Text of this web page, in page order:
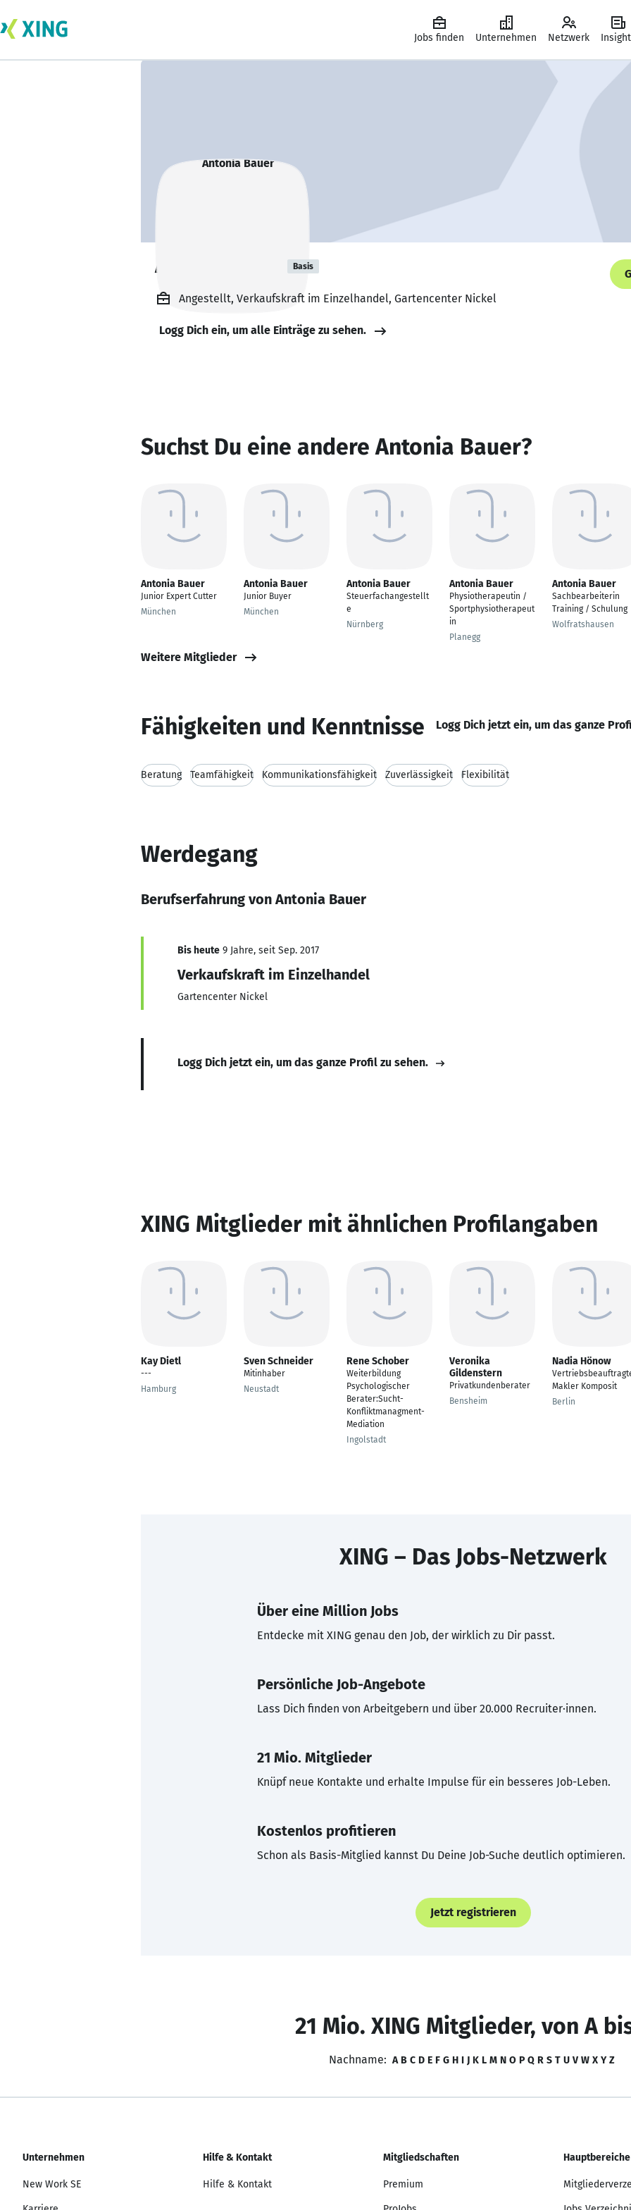
Jobs finden Unternehmen Netzwerk
Antonia Bauer Basis
Angestellt, Verkaufskraft im Einzelhandel, Gartencenter Nickel
Logg Dich ein, um alle Einträge zu sehen.
Suchst Du eine andere Antonia Bauer?
Antonia Bauer
Junior Expert Cutter
München
Antonia Bauer
Junior Buyer
München
Antonia Bauer
Steuerfachangestellt
e
Nürnberg
Antonia Bauer
Physiotherapeutin /
Sportphysiotherapeut
in
Planegg
Antonia Bauer
Sachbearbeiterin
Training / Schulung
Wolfratshausen
Weitere Mitglieder
Fähigkeiten und Kenntnisse Logg Dich jetzt ein, um das ganze
Beratung Teamfähigkeit Kommunikationsfähigkeit Zuverlässigkeit Flexibilität
Werdegang
Berufserfahrung von Antonia Bauer
Bis heute 9 Jahre, seit Sep. 2017
Verkaufskraft im Einzelhandel
Gartencenter Nickel
Logg Dich jetzt ein, um das ganze Profil zu sehen.
XING Mitglieder mit ähnlichen Profilangaben
Kay Dietl
---
Hamburg
Sven Schneider
Mitinhaber
Neustadt
Rene Schober
Weiterbildung
Psychologischer
Berater:Sucht-
Konfliktmanagment-
Mediation
Ingolstadt
Veronika
Gildenstern
Privatkundenberater
Bensheim
Nadia Hönow
Makler Komposit
Berlin
XING – Das Jobs-Netzwerk
Über eine Million Jobs
Entdecke mit XING genau den Job, der wirklich zu Dir passt.
Persönliche Job-Angebote
Lass Dich finden von Arbeitgebern und über 20.000 Recruiter·innen.
21 Mio. Mitglieder
Knüpf neue Kontakte und erhalte Impulse für ein besseres Job-Leben.
Kostenlos profitieren
Schon als Basis-Mitglied kannst Du Deine Job-Suche deutlich optimieren.
Jetzt registrieren
21 Mio. XING Mitglieder, von A
Nachname: A B C D E F G H I J K L M N O P Q R S T U V W X Y Z
Unternehmen
New Work SE
Hilfe & Kontakt
Hilfe & Kontakt
Mitgliedschaften
Premium
Hauptbereiche